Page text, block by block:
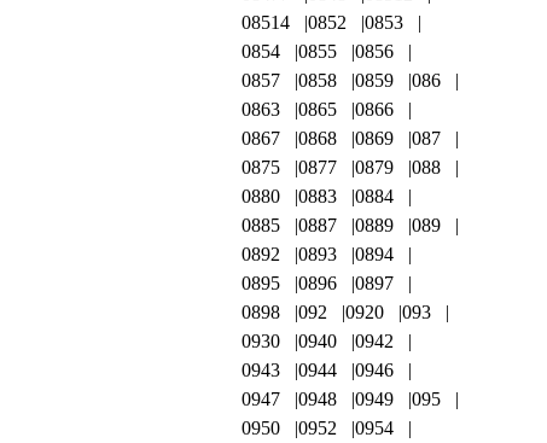
08514
0852
0853
0854
0855
0856
0857
0858 0859
086
0863
0865
0866
0867
0868 0869
087
0875
0877 0879
088
0880
0883
0884
0885
0887 0889
089
0892
0893
0894
0895
0896
0897
0898
092 0920
093
0930
0940
0942
0943
0944
0946
0947
0948 0949
095
0950
0952
0954